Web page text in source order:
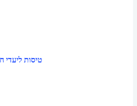
טיסות ליעדי